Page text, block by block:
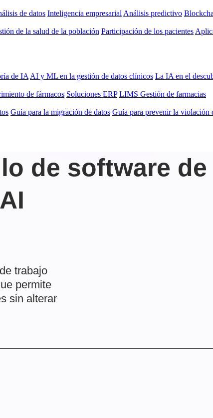
de datos Inteligencia empresarial Análisis predictivo
de la salud de la población Participación de los pacientes
de IA AI y ML en la gestión de datos clínicos La IA en el
de fármacos Soluciones ERP LIMS Gestión de farmacias
Guía para la migración de datos Guía para prevenir la violación
de software
trabajo
permite
sin alterar